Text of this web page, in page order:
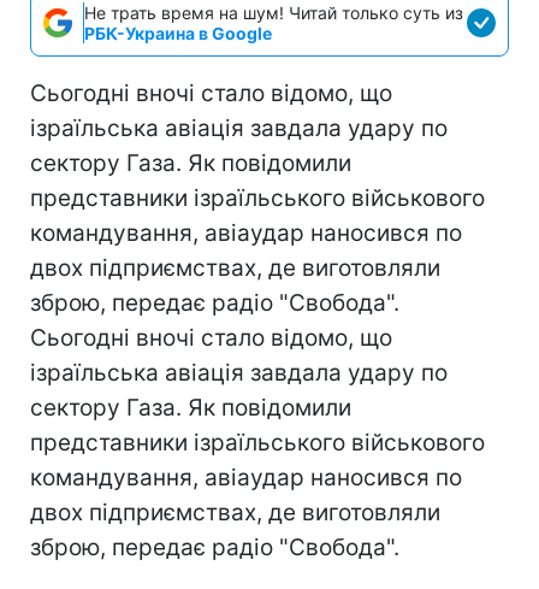
Не трать время на шум! Читай только суть из
РБК-Украина в Google
Сьогодні вночі стало відомо, що
ізраїльська авіація завдала удару по
сектору Газа. Як повідомили
представники ізраїльського військового
командування, авіаудар наносився по
двох підприємствах, де виготовляли
зброю, передає радіо "Свобода".
Сьогодні вночі стало відомо, що
ізраїльська авіація завдала удару по
сектору Газа. Як повідомили
представники ізраїльського військового
командування, авіаудар наносився по
двох підприємствах, де виготовляли
зброю, передає радіо "Свобода".